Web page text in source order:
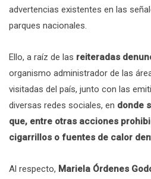
advertencias existentes en las
parques nacionales.
Ello, a raíz de las reiteradas
organismo administrador de las
visitadas del país, junto con las
diversas redes sociales, en donde
que, entre otras acciones
cigarrillos o fuentes de calor
Al respecto, Mariela Órdenes